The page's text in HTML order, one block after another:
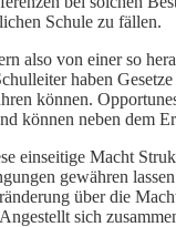
Schule zu fällen.
also von einer so
haben
können.
können neben dem
einseitige Macht
gewähren
über die
sich